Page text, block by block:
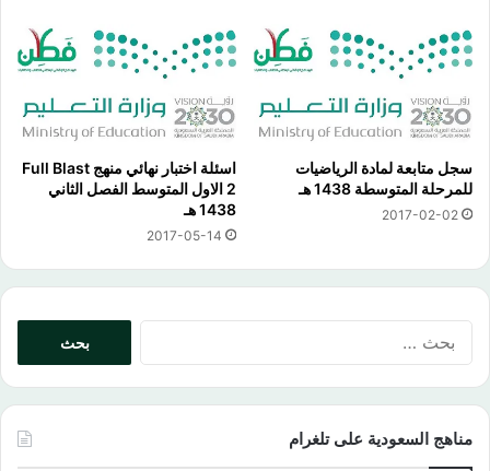
سجل متابعة لمادة الرياضيات
للمرحلة المتوسطة 1438 هـ
2017-02-02
اسئلة اختبار نهائي منهج Full Blast
2 الاول المتوسط الفصل الثاني
1438 هـ
2017-05-14
مناهج السعودية على تلغرام